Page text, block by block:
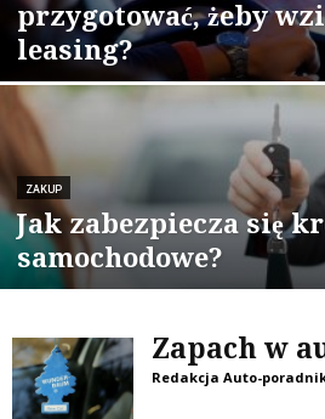
przygotować, żeby
leasing?
ZAKUP
Jak zabezpiecza się
samochodowe?
Zapach w
Redakcja Auto-